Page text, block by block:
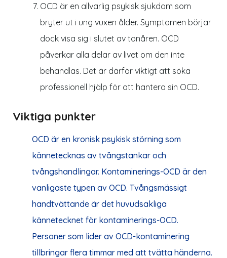
OCD är en allvarlig psykisk sjukdom som
bryter ut i ung vuxen ålder. Symptomen börjar
dock visa sig i slutet av tonåren. OCD
påverkar alla delar av livet om den inte
behandlas. Det är därför viktigt att söka
professionell hjälp för att hantera sin OCD.
Viktiga punkter
OCD är en kronisk psykisk störning som
kännetecknas av tvångstankar och
tvångshandlingar. Kontaminerings-OCD är den
vanligaste typen av OCD. Tvångsmässigt
handtvättande är det huvudsakliga
kännetecknet för kontaminerings-OCD.
Personer som lider av OCD-kontaminering
tillbringar flera timmar med att tvätta händerna.